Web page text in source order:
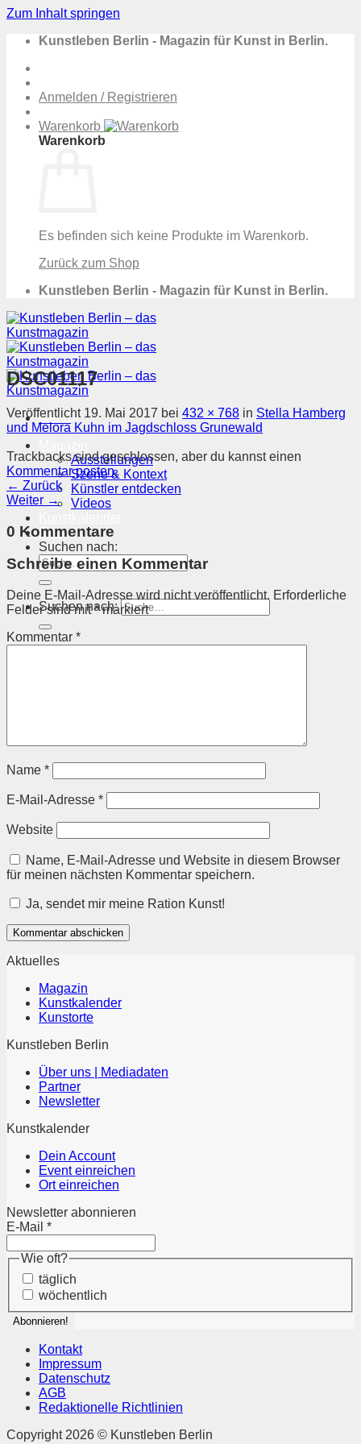
Zum Inhalt springen
Kunstleben Berlin - Magazin für Kunst in Berlin.
Anmelden / Registrieren
Warenkorb
Warenkorb
Es befinden sich keine Produkte im Warenkorb.
Zurück zum Shop
Kunstleben Berlin - Magazin für Kunst in Berlin.
Menü
Ausstellungen
Szene & Kontext
Künstler entdecken
Videos
Orte
Suchen nach:
Suchen nach:
DSC01117
Veröffentlicht 19. Mai 2017 bei 432 × 768 in Stella Hamberg
und Melora Kuhn im Jagdschloss Grunewald
Trackbacks sind geschlossen, aber du kannst einen
Kommentar posten.
← Zurück
Weiter →
0 Kommentare
Schreibe einen Kommentar
Deine E-Mail-Adresse wird nicht veröffentlicht. Erforderliche
Felder sind mit*markiert
Kommentar *
Name *
E-Mail-Adresse *
Website
Name, E-Mail-Adresse und Website in diesem Browser
für meinen nächsten Kommentar speichern.
Ja, sendet mir meine Ration Kunst!
Aktuelles
Magazin
Kunstkalender
Kunstorte
Kunstleben Berlin
Über uns | Mediadaten
Partner
Newsletter
Kunstkalender
Dein Account
Event einreichen
Ort einreichen
Newsletter abonnieren
E-Mail *
Wie oft?
täglich
wöchentlich
Kontakt
Impressum
Datenschutz
AGB
Redaktionelle Richtlinien
Copyright 2026 © Kunstleben Berlin